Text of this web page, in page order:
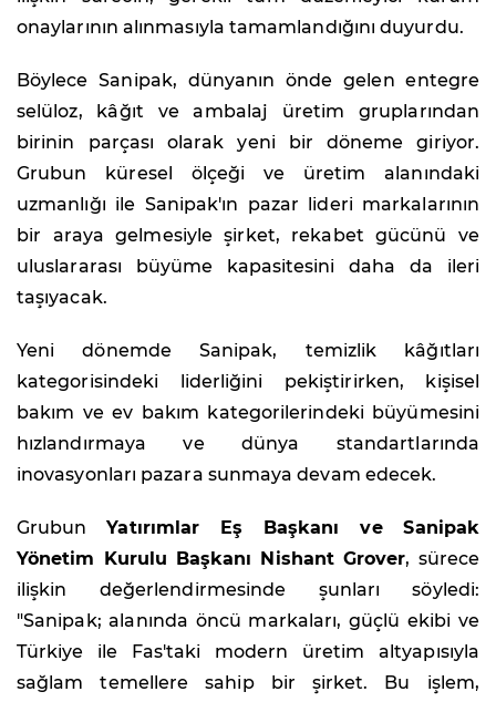
onaylarının alınmasıyla tamamlandığını duyurdu.
Böylece Sanipak, dünyanın önde gelen entegre
selüloz, kâğıt ve ambalaj üretim gruplarından
birinin parçası olarak yeni bir döneme giriyor.
Grubun küresel ölçeği ve üretim alanındaki
uzmanlığı ile Sanipak'ın pazar lideri markalarının
bir araya gelmesiyle şirket, rekabet gücünü ve
uluslararası büyüme kapasitesini daha da ileri
taşıyacak.
Yeni dönemde Sanipak, temizlik kâğıtları
kategorisindeki liderliğini pekiştirirken, kişisel
bakım ve ev bakım kategorilerindeki büyümesini
hızlandırmaya ve dünya standartlarında
inovasyonları pazara sunmaya devam edecek.
GrubunYatırımlar Eş Başkanı ve Sanipak
Yönetim Kurulu Başkanı Nishant Grover, sürece
ilişkin değerlendirmesinde şunları söyledi:
"Sanipak; alanında öncü markaları, güçlü ekibi ve
Türkiye ile Fas'taki modern üretim altyapısıyla
sağlam temellere sahip bir şirket. Bu işlem,